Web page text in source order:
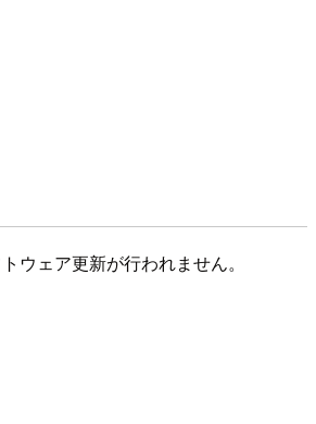
ウェア更新が行われません。